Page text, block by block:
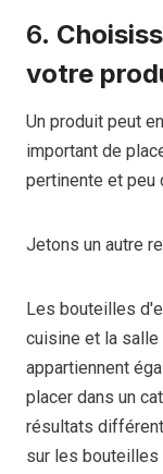
6.
votre
Un produit peut
important de
pertinente et peu
Jetons un autre
Les bouteilles
cuisine et la salle
appartiennent
placer dans un
résultats
sur les bouteilles